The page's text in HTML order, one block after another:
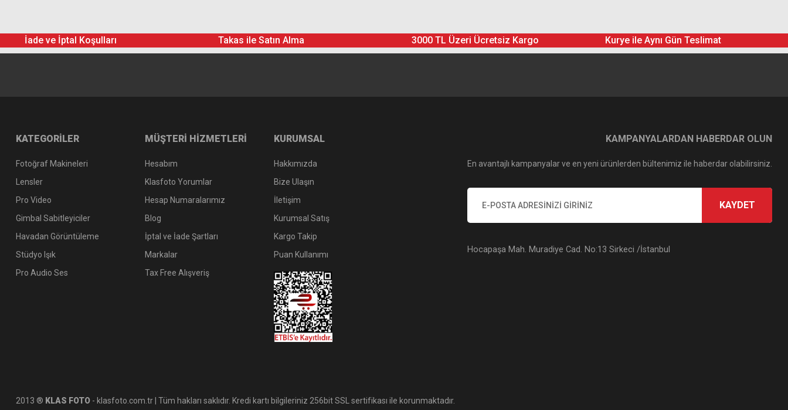
İade ve İptal Koşulları Takas ile Satın Alma 3000 TL Üzeri Ücretsiz Kargo Kurye ile Aynı Gün Teslimat
KATEGORİLER
Fotoğraf Makineleri
Lensler
Pro Video
Gimbal Sabitleyiciler
Havadan Görüntüleme
Stüdyo Işık
Pro Audio Ses
MÜŞTERİ HİZMETLERİ
Hesabım
Klasfoto Yorumlar
Hesap Numaralarımız
Blog
İptal ve İade Şartları
Markalar
Tax Free Alışveriş
KURUMSAL
Hakkımızda
Bize Ulaşın
İletişim
Kurumsal Satış
Kargo Takip
Puan Kullanımı
KAMPANYALARDAN HABERDAR OLUN
En avantajlı kampanyalar ve en yeni ürünlerden bültenimiz ile haberdar olabilirsiniz.
KAYDET
Hocapaşa Mah. Muradiye Cad. No:13 Sirkeci /İstanbul
2013 ® KLAS FOTO - klasfoto.com.tr | Tüm hakları saklıdır. Kredi kartı bilgileriniz 256bit SSL sertifikası ile korunmaktadır.